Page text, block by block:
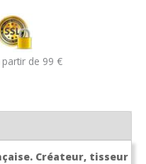
de 99 €
Créateur, tisseur